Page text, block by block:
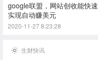
google联盟，网站创收能快速
实现自动赚美元
2020-11-27 8:23:28
生财快讯